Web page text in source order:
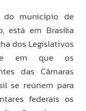
do município de
está em Brasília
dos Legislativos
em que os
das Câmaras
se reúnem para
federais os